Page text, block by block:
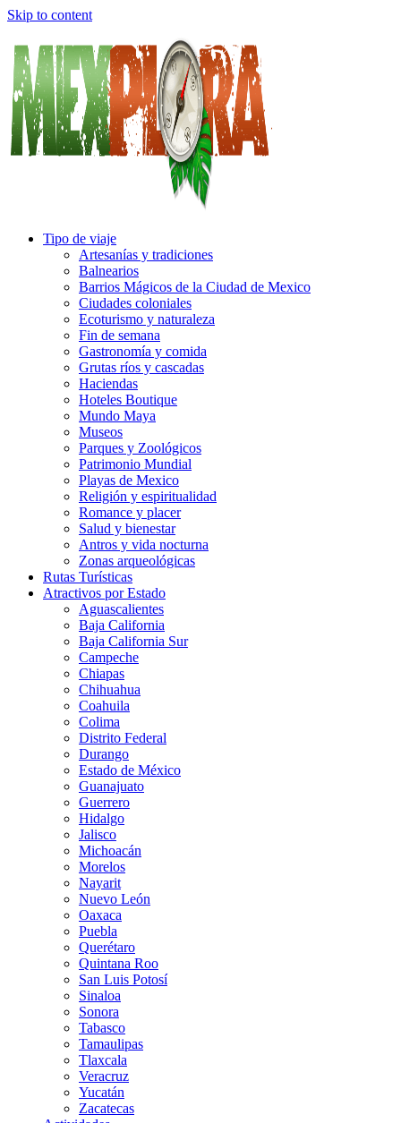
Skip to content
Tipo de viaje
Artesanías y tradiciones
Balnearios
Barrios Mágicos de la Ciudad de Mexico
Ciudades coloniales
Ecoturismo y naturaleza
Fin de semana
Gastronomía y comida
Grutas ríos y cascadas
Haciendas
Hoteles Boutique
Mundo Maya
Museos
Parques y Zoológicos
Patrimonio Mundial
Playas de Mexico
Religión y espiritualidad
Romance y placer
Salud y bienestar
Antros y vida nocturna
Zonas arqueológicas
Rutas Turísticas
Atractivos por Estado
Aguascalientes
Baja California
Baja California Sur
Campeche
Chiapas
Chihuahua
Coahuila
Colima
Distrito Federal
Durango
Estado de México
Guanajuato
Guerrero
Hidalgo
Jalisco
Michoacán
Morelos
Nayarit
Nuevo León
Oaxaca
Puebla
Querétaro
Quintana Roo
San Luis Potosí
Sinaloa
Sonora
Tabasco
Tamaulipas
Tlaxcala
Veracruz
Yucatán
Zacatecas